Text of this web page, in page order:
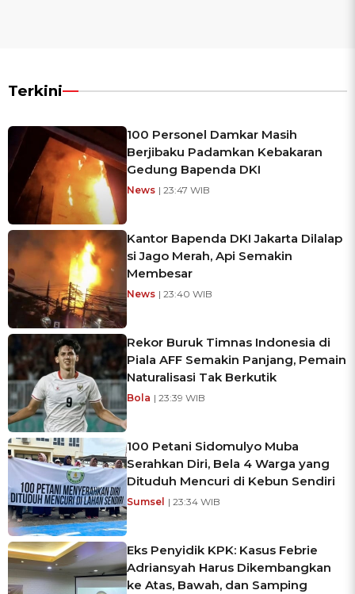
Terkini
100 Personel Damkar Masih
Berjibaku Padamkan Kebakaran
Gedung Bapenda DKI
News | 23:47 WIB
Kantor Bapenda DKI Jakarta Dilalap
si Jago Merah, Api Semakin
Membesar
News | 23:40 WIB
Rekor Buruk Timnas Indonesia di
Piala AFF Semakin Panjang, Pemain
Naturalisasi Tak Berkutik
Bola | 23:39 WIB
100 Petani Sidomulyo Muba
Serahkan Diri, Bela 4 Warga yang
Dituduh Mencuri di Kebun Sendiri
Sumsel | 23:34 WIB
Eks Penyidik KPK: Kasus Febrie
Adriansyah Harus Dikembangkan
ke Atas, Bawah, dan Samping